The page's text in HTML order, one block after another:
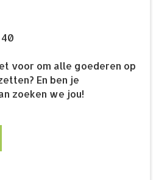
40
voor om alle goederen op
En ben je
zoeken we jou!